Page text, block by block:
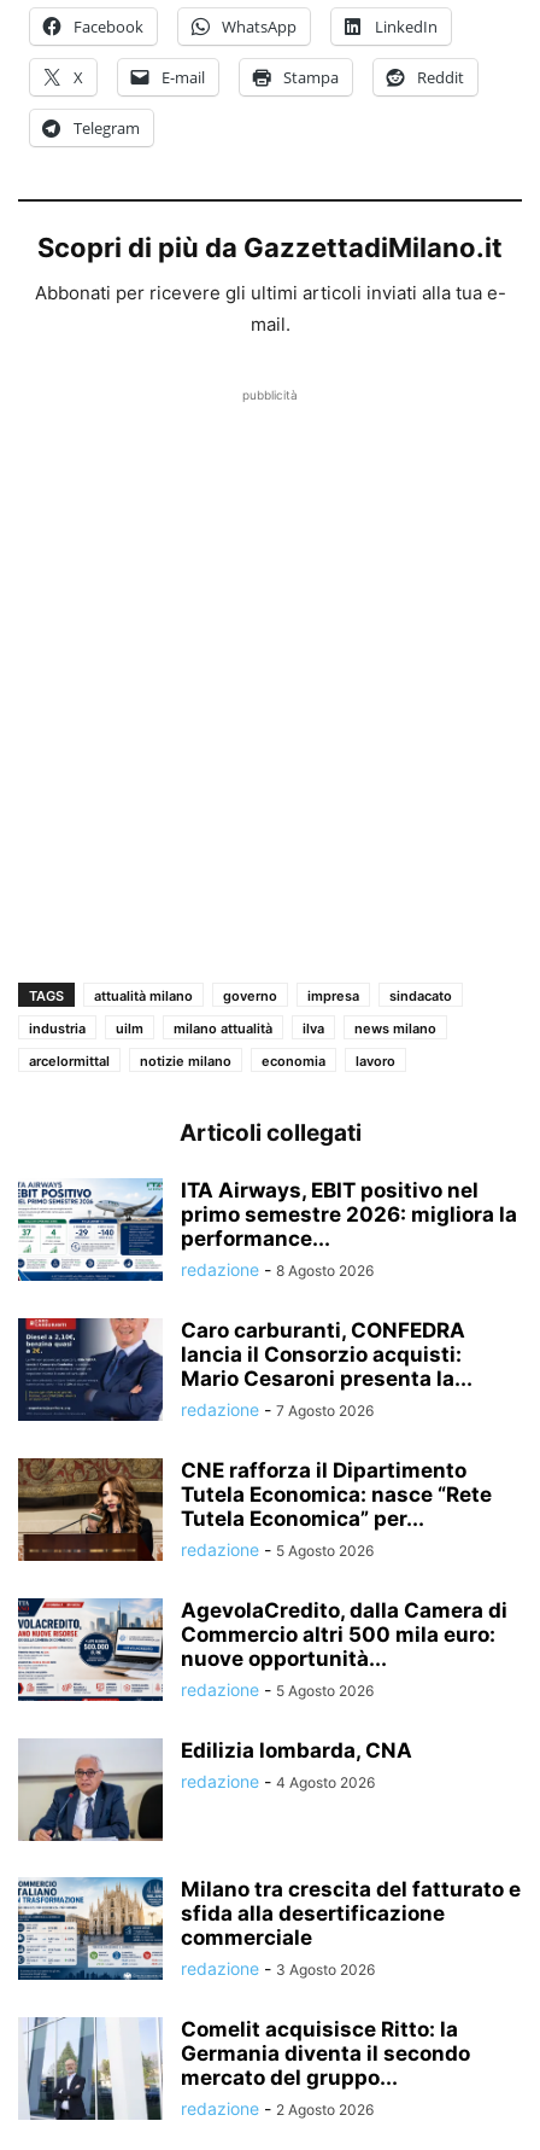
Facebook WhatsApp LinkedIn
X E-mail Stampa Reddit
Telegram
Scopri di più da GazzettadiMilano.it
Abbonati per ricevere gli ultimi articoli inviati alla tua e-
mail.
pubblicità
TAGS attualità milano governo impresa
sindacato
industria
uilm milano attualità ilva
news milano
arcelormittal
notizie milano economia lavoro
Articoli collegati
ITA Airways, EBIT positivo nel
primo semestre 2026: migliora la
performance...
redazione - 8 Agosto 2026
Caro carburanti, CONFEDRA
lancia il Consorzio acquisti:
Mario Cesaroni presenta la...
redazione - 7 Agosto 2026
CNE rafforza il Dipartimento
Tutela Economica: nasce “Rete
Tutela Economica” per...
redazione - 5 Agosto 2026
AgevolaCredito, dalla Camera di
Commercio altri 500 mila euro:
nuove opportunità...
redazione - 5 Agosto 2026
Edilizia lombarda, CNA
redazione - 4 Agosto 2026
Milano tra crescita del fatturato e
sfida alla desertificazione
commerciale
redazione - 3 Agosto 2026
Comelit acquisisce Ritto: la
Germania diventa il secondo
mercato del gruppo...
redazione - 2 Agosto 2026